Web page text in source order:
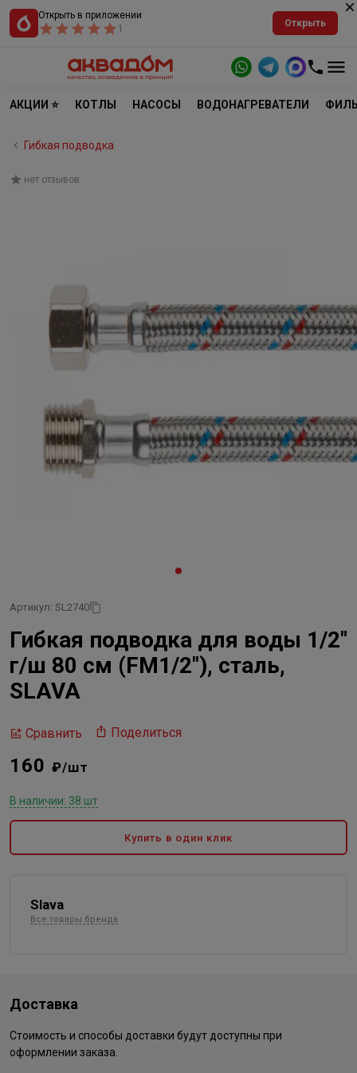
Открыть в приложении
1
Открыть
АКЦИИ ⭐ КОТЛЫ НАСОСЫ ВОДОНАГРЕВАТЕЛИ
Гибкая подводка
нет отзывов
Артикул: SL2740
Гибкая подводка для воды 1/2"
г/ш 80 см (FM1/2"), сталь,
SLAVA
Сравнить Поделиться
160 ₽/шт
В наличии: 38 шт
Купить в один клик
Slava
Все товары бренда
Доставка
Стоимость и способы доставки будут доступны при
оформлении заказа.